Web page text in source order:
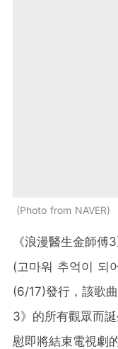
Photo from NAVER
《浪漫醫生金師傅
(고마워 추억이 되
(6/17)發行，該歌
3》的所有觀眾而
慰即將結束電視劇